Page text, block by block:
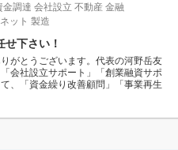
金調達 会社設立 不動産 金融
ット 製造
せ下さい！
がとうございます。代表の河野岳友
会社設立サポート」「創業融資サポ
、「資金繰り改善顧問」「事業再生